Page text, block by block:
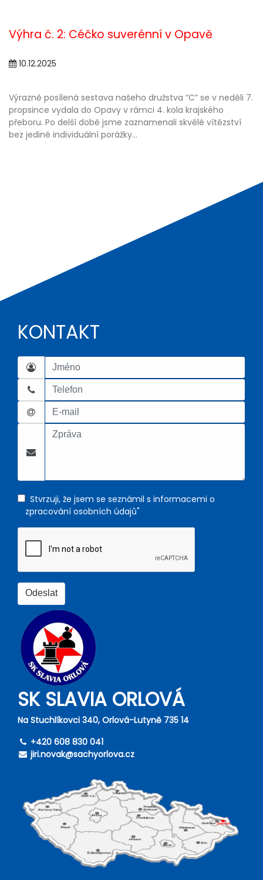
Výhra č. 2: Céčko suverénní v Opavě
10.12.2025
Výrazně posílená sestava našeho družstva “C” se v neděli 7.
propsince vydala do Opavy v rámci 4. kola krajského
přeboru. Po delší době jsme zaznamenali skvělé vítězství
bez jediné individuální porážky...
KONTAKT
Stvrzuji, že jsem se seznámil s informacemi o
zpracování osobních údajů"
SK SLAVIA ORLOVÁ
Na Stuchlíkovci 340, Orlová-Lutyně 735 14
+420 608 830 041
jiri.novak@sachyorlova.cz